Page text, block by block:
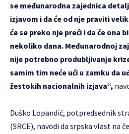
se međunarodna zajednica
izjavom i da će od nje praviti
će se preko nje preći i da će ona
nekoliko dana. Međunarodnoj
nije potrebno produbljivanje
samim tim neće ući u zamku da
žestokih nacionalnih izjava“,
Duško Lopandić, potpredsednik
(SRCE), navodi da srpska vlast na